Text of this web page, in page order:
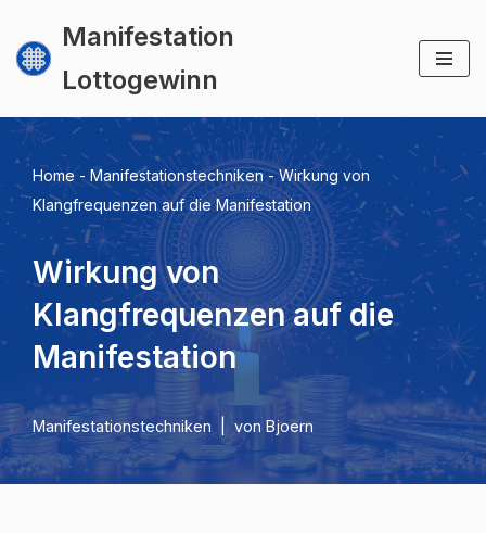
Zum
springen
Manifestation
Lottogewinn
Home - Manifestationstechniken-Wirkung von
Klangfrequenzen auf die Manifestation
Wirkung von
Klangfrequenzen auf die
Manifestation
Manifestationstechniken von Bjoern